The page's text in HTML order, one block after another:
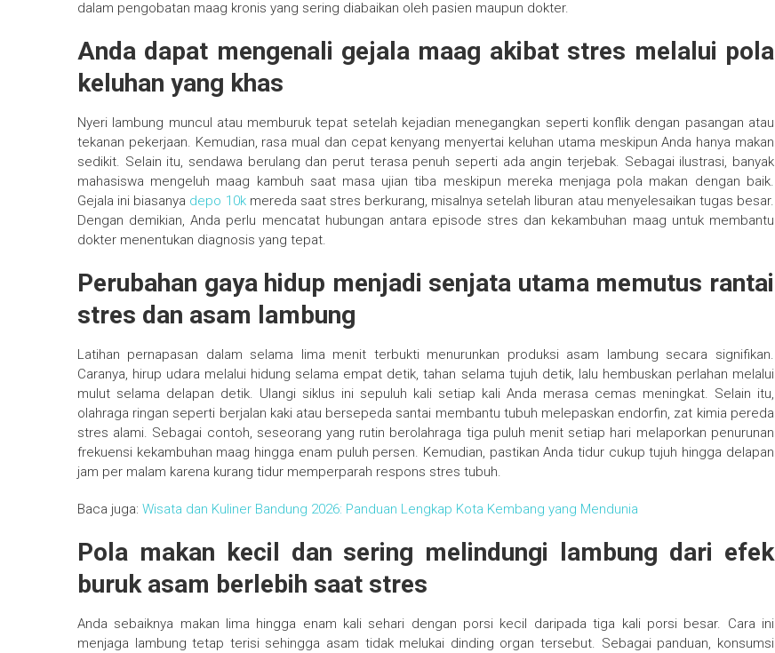
dalam pengobatan maag kronis yang sering diabaikan oleh pasien maupun dokter.
Anda dapat mengenali gejala maag akibat stres melalui pola
keluhan yang khas
Nyeri lambung muncul atau memburuk tepat setelah kejadian menegangkan seperti konflik dengan pasangan atau
tekanan pekerjaan. Kemudian, rasa mual dan cepat kenyang menyertai keluhan utama meskipun Anda hanya makan
sedikit. Selain itu, sendawa berulang dan perut terasa penuh seperti ada angin terjebak. Sebagai ilustrasi, banyak
mahasiswa mengeluh maag kambuh saat masa ujian tiba meskipun mereka menjaga pola makan dengan baik.
Gejala ini biasanya depo 10kmereda saat stres berkurang, misalnya setelah liburan atau menyelesaikan tugas besar.
Dengan demikian, Anda perlu mencatat hubungan antara episode stres dan kekambuhan maag untuk membantu
dokter menentukan diagnosis yang tepat.
Perubahan gaya hidup menjadi senjata utama memutus rantai
stres dan asam lambung
Latihan pernapasan dalam selama lima menit terbukti menurunkan produksi asam lambung secara signifikan.
Caranya, hirup udara melalui hidung selama empat detik, tahan selama tujuh detik, lalu hembuskan perlahan melalui
mulut selama delapan detik. Ulangi siklus ini sepuluh kali setiap kali Anda merasa cemas meningkat. Selain itu,
olahraga ringan seperti berjalan kaki atau bersepeda santai membantu tubuh melepaskan endorfin, zat kimia pereda
stres alami. Sebagai contoh, seseorang yang rutin berolahraga tiga puluh menit setiap hari melaporkan penurunan
frekuensi kekambuhan maag hingga enam puluh persen. Kemudian, pastikan Anda tidur cukup tujuh hingga delapan
jam per malam karena kurang tidur memperparah respons stres tubuh.
Baca juga: Wisata dan Kuliner Bandung 2026: Panduan Lengkap Kota Kembang yang Mendunia
Pola makan kecil dan sering melindungi lambung dari efek
buruk asam berlebih saat stres
Anda sebaiknya makan lima hingga enam kali sehari dengan porsi kecil daripada tiga kali porsi besar. Cara ini
menjaga lambung tetap terisi sehingga asam tidak melukai dinding organ tersebut. Sebagai panduan, konsumsi